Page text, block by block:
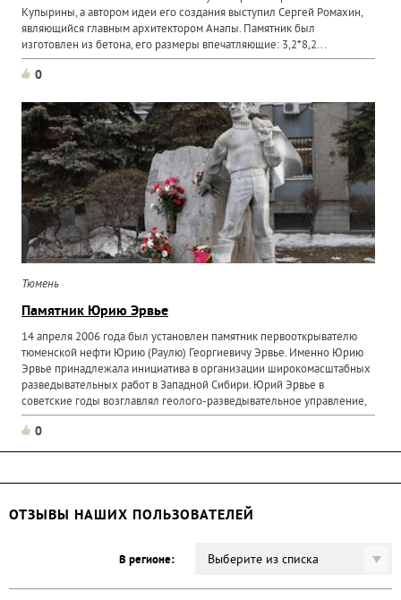
Купырины, а автором идеи его создания выступил Сергей Ромахин,
являющийся главным архитектором Анапы. Памятник был
изготовлен из бетона, его размеры впечатляющие: 3,2*8,2...
0
Тюмень
Памятник Юрию Эрвье
14 апреля 2006 года был установлен памятник первооткрывателю
тюменской нефти Юрию (Раулю) Георгиевичу Эрвье. Именно Юрию
Эрвье принадлежала инициатива в организации широкомасштабных
разведывательных работ в Западной Сибири. Юрий Эрвье в
советские годы возглавлял геолого-разведывательное управление,
0
ОТЗЫВЫ НАШИХ ПОЛЬЗОВАТЕЛЕЙ
В регионе: Выберите из списка